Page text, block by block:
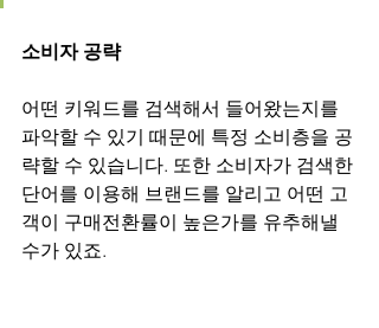
소비자 공략
어떤 키워드를 검색해서 들어왔는지를
파악할 수 있기 때문에 특정 소비층을 공
략할 수 있습니다. 또한 소비자가 검색한
단어를 이용해 브랜드를 알리고 어떤 고
객이 구매전환률이 높은가를 유추해낼
수가 있죠.